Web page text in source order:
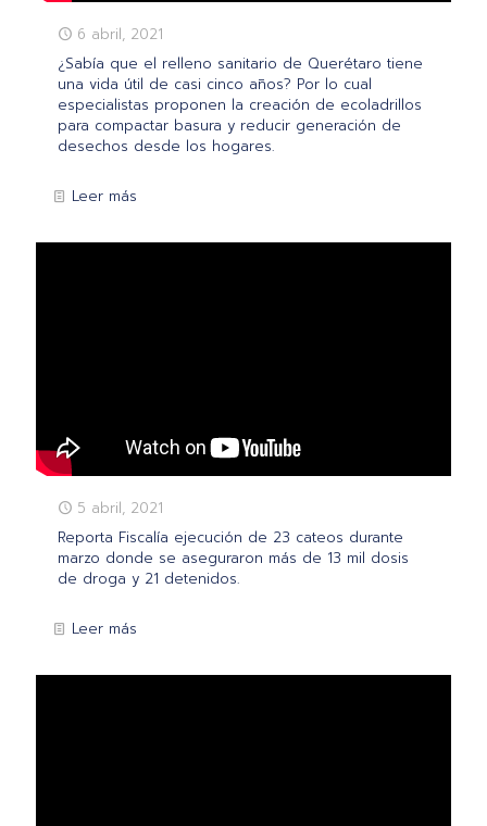
6 abril, 2021
¿Sabía que el relleno sanitario de Querétaro tiene
una vida útil de casi cinco años? Por lo cual
especialistas proponen la creación de ecoladrillos
para compactar basura y reducir generación de
desechos desde los hogares.
Leer más
5 abril, 2021
Reporta Fiscalía ejecución de 23 cateos durante
marzo donde se aseguraron más de 13 mil dosis
de droga y 21 detenidos.
Leer más